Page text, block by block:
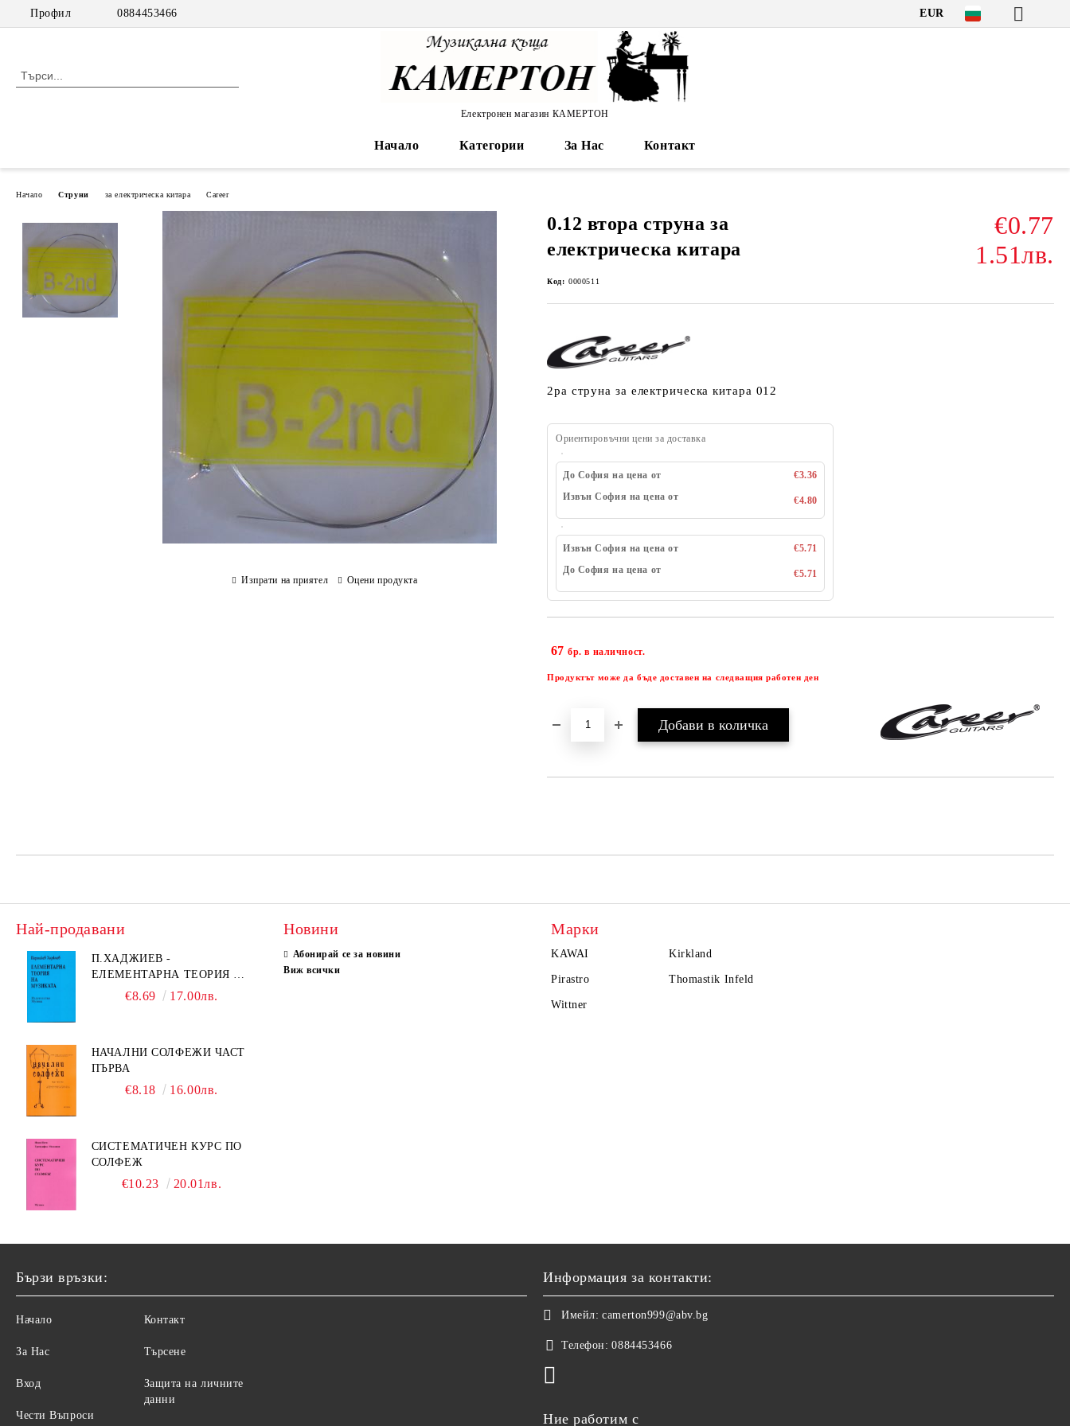
Профил 0884453466 EUR
Електронен магазин КАМЕРТОН
Начало Категории За Нас Контакт
Начало Струни за електрическа китара Career
0.12 втора струна за
електрическа китара
€0.77
1.51лв.
Код: 0000511
2ра струна за електрическа китара 012
Ориентировъчни цени за доставка
До София на цена от
€3.36
Извън София на цена от
€4.80
Извън София на цена от
€5.71
До София на цена от
€5.71
67 бр. в наличност.
Продуктът може да бъде доставен на следващия работен ден
Изпрати на приятел Оцени продукта
Най-продавани
П.ХАДЖИЕВ -
ЕЛЕМЕНТАРНА ТЕОРИЯ НА
МУЗИКАТА
€8.69 17.00лв.
НАЧАЛНИ СОЛФЕЖИ ЧАСТ
ПЪРВА
€8.18 16.00лв.
СИСТЕМАТИЧЕН КУРС ПО
СОЛФЕЖ
€10.23 20.01лв.
Новини
Абонирай се за новини
Виж всички
Марки
KAWAI Kirkland
Pirastro Thomastik Infeld
Wittner
Бързи връзки:
Начало
За Нас
Вход
Чести Въпроси
Контакт
Търсене
Защита на личните
данни
Информация за контакти:
Имейл: camerton999@abv.bg
Телефон: 0884453466
Ние работим с